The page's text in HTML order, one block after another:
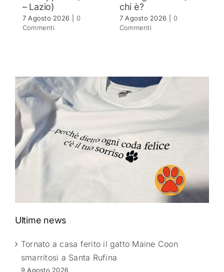
– Lazio)
7 Agosto 2026
0
Commenti
chi è?
7 Agosto 2026
0
Commenti
Ultime news
Tornato a casa ferito il gatto Maine Coon
smarritosi a Santa Rufina
9 Agosto 2026